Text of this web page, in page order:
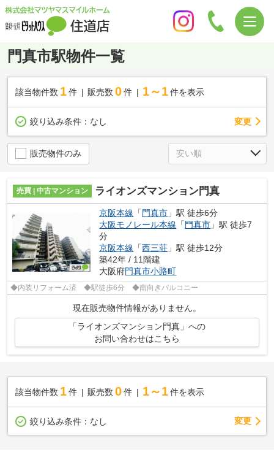
門真市駅物件一覧
該当物件数 1件 販売数 0 件 1～1 件を表示
絞り込み条件： なし 変更
販売物件のみ
売買 | 中古マンション ライオンズマンション門真
京阪本線 「 門真市 」駅 徒歩6分
大阪モノレール本線 「 門真市 」駅 徒歩7
分
京阪本線 「西三荘 」駅 徒歩12分
築42年 / 11階建
大阪府門真市小路町
◆内装リフォーム済 ◆駅徒歩6分 ◆南向きバルコニー
現在販売物件情報がありません。
「ライオンズマンション門真」への
お問い合わせはこちら
該当物件数 1件 販売数 0 件 1～1 件を表示
絞り込み条件： なし 変更